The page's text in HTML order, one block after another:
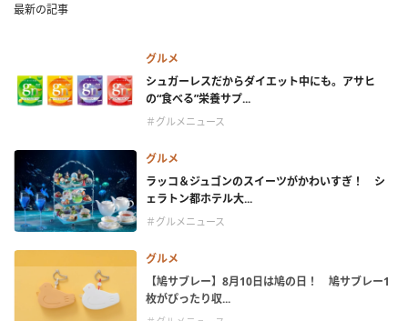
最新の記事
グルメ
シュガーレスだからダイエット中にも。アサヒ
の“食べる”栄養サプ...
＃グルメニュース
グルメ
ラッコ＆ジュゴンのスイーツがかわいすぎ！ シ
ェラトン都ホテル大...
＃グルメニュース
グルメ
【鳩サブレー】8月10日は鳩の日！ 鳩サブレー1
枚がぴったり収...